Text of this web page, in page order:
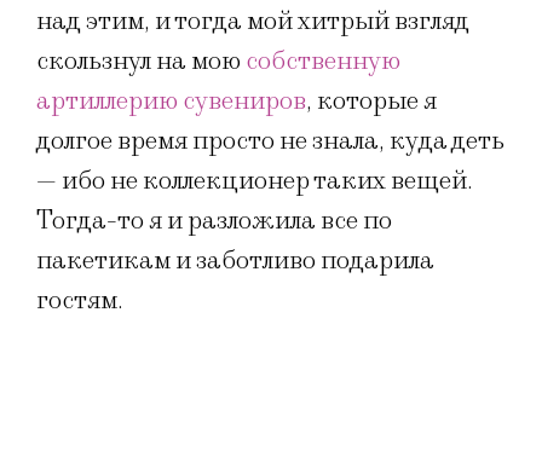
над этим, и тогда мой хитрый взгляд
скользнул на мою собственную
артиллерию сувениров, которые я
долгое время просто не знала, куда деть
— ибо не коллекционер таких вещей.
Тогда-то я и разложила все по
пакетикам и заботливо подарила
гостям.